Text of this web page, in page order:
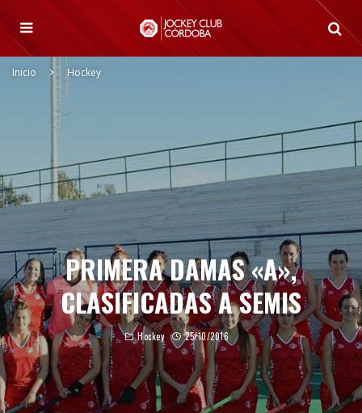
Inicio Hockey
PRIMERA DAMAS «A»,
CLASIFICADAS A SEMIS
Hockey 25/10/2016